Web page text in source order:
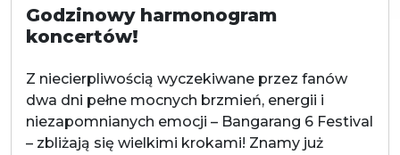
Godzinowy harmonogram
koncertów!
Z niecierpliwością wyczekiwane przez fanów
dwa dni pełne mocnych brzmień, energii i
niezapomnianych emocji – Bangarang 6 Festival
– zbliżają się wielkimi krokami! Znamy już